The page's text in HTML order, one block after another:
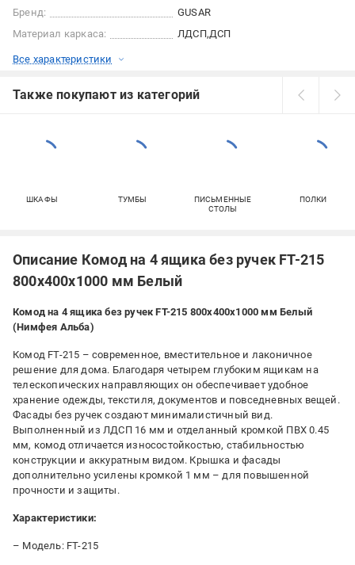
Бренд:
GUSAR
Материал каркаса:
ЛДСП ДСП
Все характеристики
Также покупают из категорий
ШКАФЫ ТУМБЫ
ПИСЬМЕННЫЕ
СТОЛЫ
ПОЛКИ
Описание Комод на 4 ящика без ручек FT-215
800х400х1000 мм Белый
Комод на 4 ящика без ручек FT-215 800x400x1000 мм Белый
(Нимфея Альба)
Комод FT-215 – современное, вместительное и лаконичное
решение для дома. Благодаря четырем глубоким ящикам на
телескопических направляющих он обеспечивает удобное
хранение одежды, текстиля, документов и повседневных вещей.
Фасады без ручек создают минималистичный вид.
Выполненный из ЛДСП 16 мм и отделанный кромкой ПВХ 0.45
мм, комод отличается износостойкостью, стабильностью
конструкции и аккуратным видом. Крышка и фасады
дополнительно усилены кромкой 1 мм – для повышенной
прочности и защиты.
Характеристики:
– Модель: FT-215